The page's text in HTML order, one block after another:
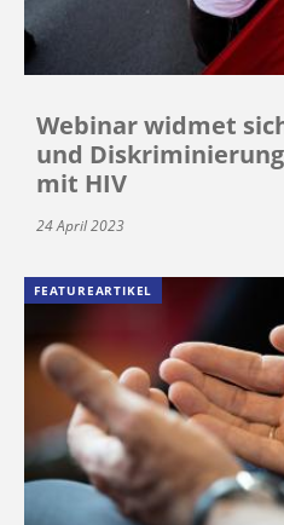
Webinar widmet
und
mit HIV
24 April 2023
FEATUREARTIKEL